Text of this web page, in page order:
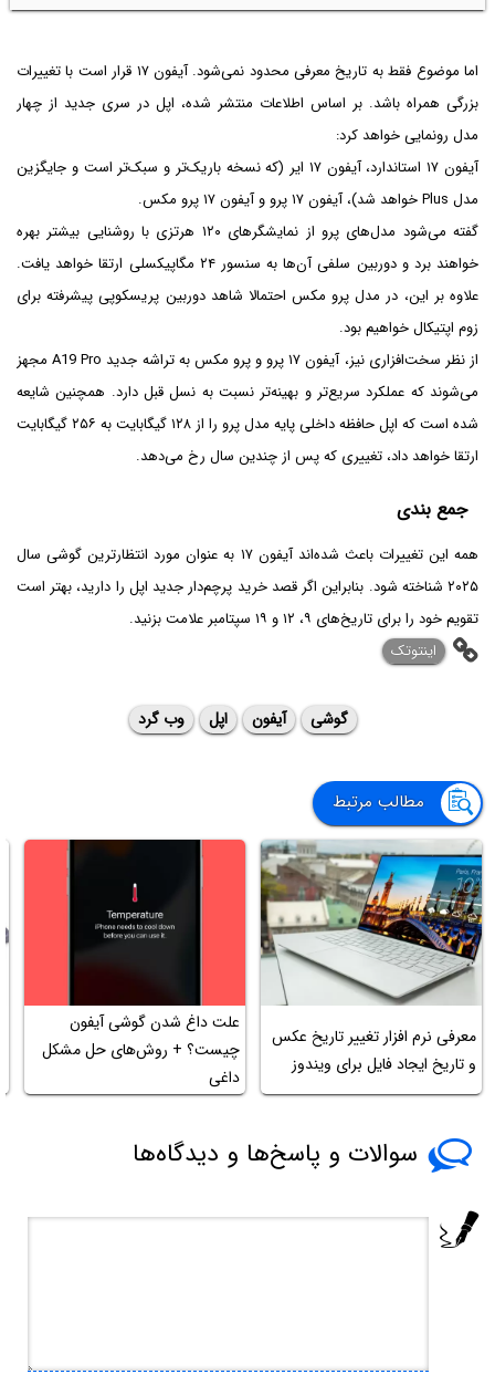
اما موضوع فقط به تاریخ معرفی محدود نمی‌شود. آیفون ۱۷ قرار است با تغییرات
بزرگی همراه باشد. بر اساس اطلاعات منتشر شده، اپل در سری جدید از چهار
مدل رونمایی خواهد کرد:
آیفون ۱۷ استاندارد، آیفون ۱۷ ایر (که نسخه باریک‌تر و سبک‌تر است و جایگزین
مدل Plus خواهد شد)، آیفون ۱۷ پرو و آیفون ۱۷ پرو مکس.
گفته می‌شود مدل‌های پرو از نمایشگرهای ۱۲۰ هرتزی با روشنایی بیشتر بهره
خواهند برد و دوربین سلفی آن‌ها به سنسور ۲۴ مگاپیکسلی ارتقا خواهد یافت.
علاوه بر این، در مدل پرو مکس احتمالا شاهد دوربین پریسکوپی پیشرفته برای
زوم اپتیکال خواهیم بود.
از نظر سخت‌افزاری نیز، آیفون ۱۷ پرو و پرو مکس به تراشه جدید A19 Pro مجهز
می‌شوند که عملکرد سریع‌تر و بهینه‌تر نسبت به نسل قبل دارد. همچنین شایعه
شده است که اپل حافظه داخلی پایه مدل پرو را از ۱۲۸ گیگابایت به ۲۵۶ گیگابایت
ارتقا خواهد داد، تغییری که پس از چندین سال رخ می‌دهد.
جمع بندی
همه این تغییرات باعث شده‌اند آیفون ۱۷ به عنوان مورد انتظارترین گوشی سال
۲۰۲۵ شناخته شود. بنابراین اگر قصد خرید پرچم‌دار جدید اپل را دارید، بهتر است
تقویم خود را برای تاریخ‌های ۹، ۱۲ و ۱۹ سپتامبر علامت بزنید.
اینتوتک
گوشی آیفون اپل وب گرد
مطالب مرتبط
معرفی نرم افزار تغییر تاریخ عکس
و تاریخ ایجاد فایل برای ویندوز
علت داغ شدن گوشی آیفون
چیست؟ + روش‌های حل مشکل
داغی
سوالات و پاسخ‌ها و دیدگاه‌ها